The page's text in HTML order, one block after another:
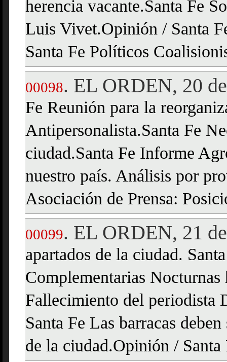
herencia vacante.Santa Fe
Luis Vivet.Opinión / Santa
Santa Fe Políticos
00098. EL ORDEN, 20
Fe Reunión para la
Antipersonalista.Santa Fe
ciudad.Santa Fe Informe
nuestro país. Análisis por
Asociación de Prensa:
00099. EL ORDEN, 21
apartados de la ciudad.
Complementarias
Fallecimiento del periodista
Santa Fe Las barracas
de la ciudad.Opinión / Santa